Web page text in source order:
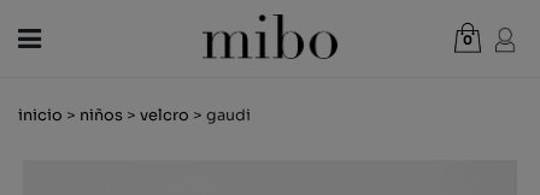
0
inicio > niños > velcro > gaudi